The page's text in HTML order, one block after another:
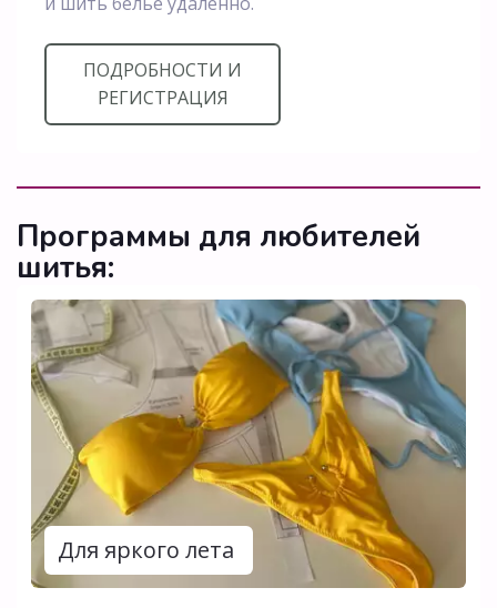
ПОДРОБНОСТИ И
РЕГИСТРАЦИЯ
Программы для любителей
шитья:
Для яркого лета